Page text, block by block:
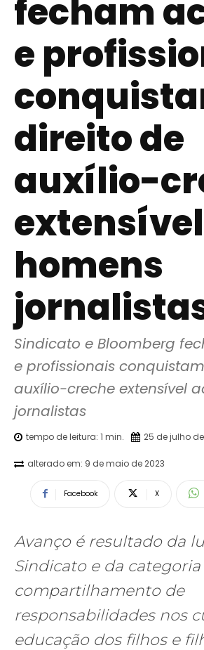
fecham
e
direito de
auxílio-
homens
Sindicato e Bloomberg
e profissionais
auxílio-creche extensível
jornalistas
tempo de leitura: 1 min. 25 de julho de
alterado em: 9 de maio de 2023
Facebook X
Avanço é resultado da
Sindicato e da
compartilhamento de
responsabilidades nos
educação dos filhos e